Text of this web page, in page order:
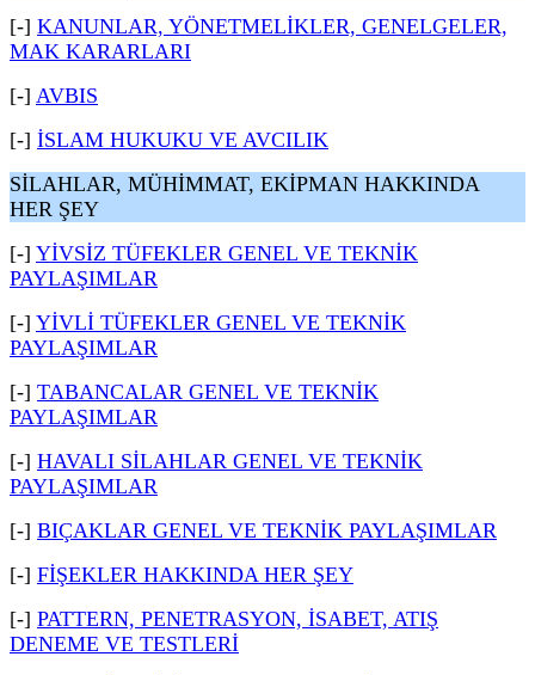
[-] KANUNLAR, YÖNETMELİKLER, GENELGELER,
MAK KARARLARI
[-] AVBIS
[-] İSLAM HUKUKU VE AVCILIK
SİLAHLAR, MÜHİMMAT, EKİPMAN HAKKINDA
HER ŞEY
[-] YİVSİZ TÜFEKLER GENEL VE TEKNİK
PAYLAŞIMLAR
[-] YİVLİ TÜFEKLER GENEL VE TEKNİK
PAYLAŞIMLAR
[-] TABANCALAR GENEL VE TEKNİK
PAYLAŞIMLAR
[-] HAVALI SİLAHLAR GENEL VE TEKNİK
PAYLAŞIMLAR
[-] BIÇAKLAR GENEL VE TEKNİK PAYLAŞIMLAR
[-] FİŞEKLER HAKKINDA HER ŞEY
[-] PATTERN, PENETRASYON, İSABET, ATIŞ
DENEME VE TESTLERİ